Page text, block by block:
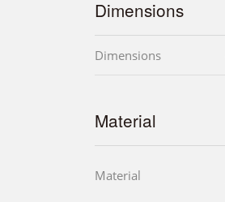
Dimensions
Dimensions
Material
Material